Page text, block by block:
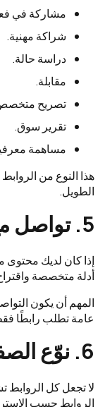
مشاركة في
شراكة مهنية.
دراسة حالة.
مقابلة.
تصريح
تقرير سوق.
مساهمة
هذا النوع من
الطويل.
5. تواصل مع مواقع مرتبطة بمجالك
إذا كان لديك محتوى
أدلة متخصصة
المهم أن يكون
عامة تطلب رابطًا
6. نوّع الصفحات المستهدفة
لا تجعل كل الروابط
الروابط حسب